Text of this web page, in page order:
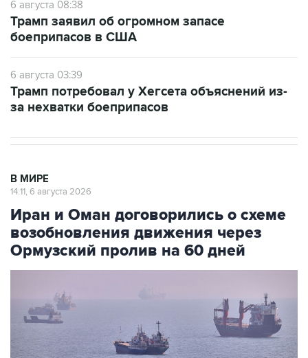
6 августа 08:38
Трамп заявил об огромном запасе
боеприпасов в США
6 августа 03:39
Трамп потребовал у Хегсета объяснений из-
за нехватки боеприпасов
В МИРЕ
14:11, 6 августа 2026
Иран и Оман договорились о схеме
возобновления движения через
Ормузский пролив на 60 дней